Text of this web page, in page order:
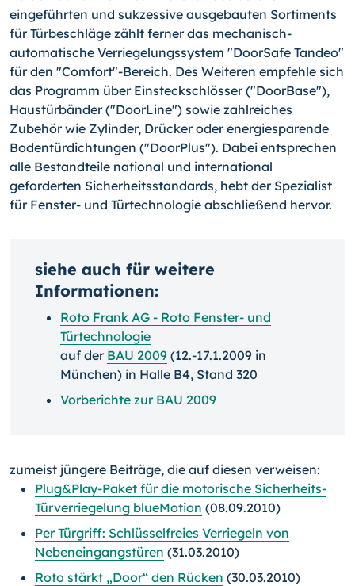
eingeführten und sukzessive ausgebauten Sortiments
für Türbeschläge zählt ferner das mechanisch-
automatische Verriegelungssystem "DoorSafe Tandeo"
für den "Comfort"-Bereich. Des Weiteren empfehle sich
das Programm über Einsteckschlösser ("DoorBase"),
Haustürbänder ("DoorLine") sowie zahlreiches
Zubehör wie Zylinder, Drücker oder energiesparende
Bodentürdichtungen ("DoorPlus"). Dabei entsprechen
alle Bestandteile national und international
geforderten Sicherheitsstandards, hebt der Spezialist
für Fenster- und Türtechnologie abschließend hervor.
siehe auch für weitere
Informationen:
Roto Frank AG - Roto Fenster- und
Türtechnologie
auf der BAU 2009 (12.-17.1.2009 in
München) in Halle B4, Stand 320
Vorberichte zur BAU 2009
zumeist jüngere Beiträge, die auf diesen verweisen:
Plug&Play-Paket für die motorische Sicherheits-
Türverriegelung blueMotion (08.09.2010)
Per Türgriff: Schlüsselfreies Verriegeln von
Nebeneingangstüren (31.03.2010)
Roto stärkt „Door“ den Rücken (30.03.2010)